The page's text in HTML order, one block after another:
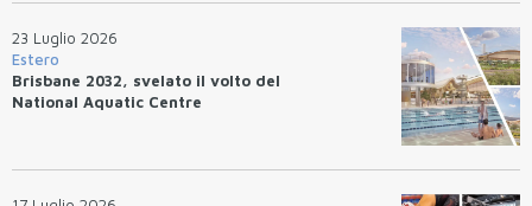
23 Luglio 2026
Estero
Brisbane 2032, svelato il volto del
National Aquatic Centre